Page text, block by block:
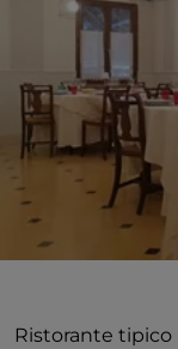
Ristorante